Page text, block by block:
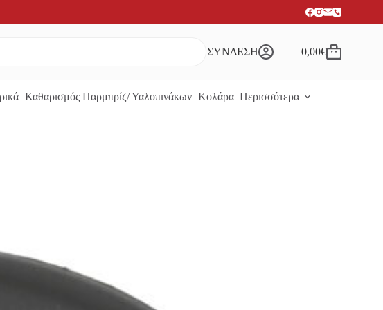
ΣΥΝΔΕΣΗ
Καλάθι
0,00€
Καθαρισμός Παρμπρίζ/ Υαλοπινάκων Κολάρα Περισσότερα